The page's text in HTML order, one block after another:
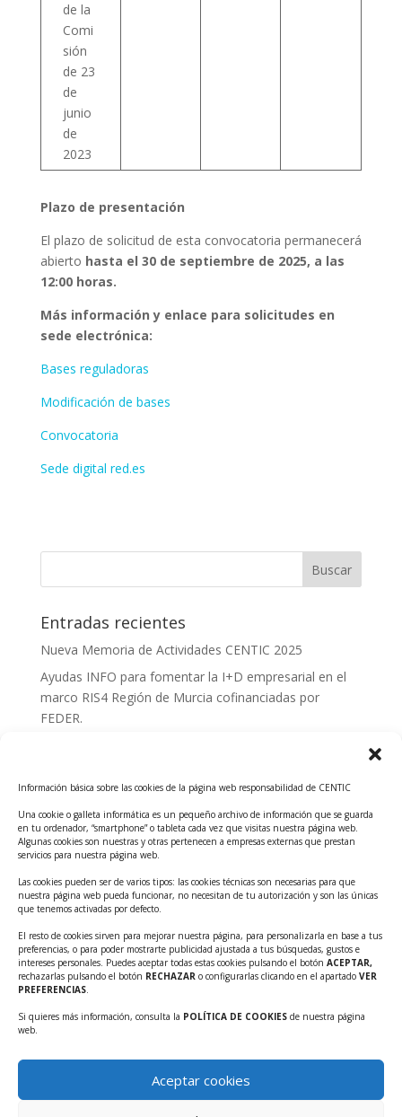
Información básica sobre las cookies de la página web responsabilidad de CENTIC
Una cookie o galleta informática es un pequeño archivo de información que se guarda
en tu ordenador, “smartphone” o tableta cada vez que visitas nuestra página web.
Algunas cookies son nuestras y otras pertenecen a empresas externas que prestan
servicios para nuestra página web.
Las cookies pueden ser de varios tipos: las cookies técnicas son necesarias para que
nuestra página web pueda funcionar, no necesitan de tu autorización y son las únicas
que tenemos activadas por defecto.
El resto de cookies sirven para mejorar nuestra página, para personalizarla en base a tus
preferencias, o para poder mostrarte publicidad ajustada a tus búsquedas, gustos e
intereses personales. Puedes aceptar todas estas cookies pulsando el botón ACEPTAR,
rechazarlas pulsando el botón RECHAZAR o configurarlas clicando en el apartado VER
PREFERENCIAS.
Si quieres más información, consulta la POLÍTICA DE COOKIES de nuestra página
web.
Aceptar cookies
de la
Comi
sión
de 23
de
junio
de
2023
Plazo de presentación
El plazo de solicitud de esta convocatoria permanecerá
abierto hasta el 30 de septiembre de 2025, a las
12:00 horas.
Más información y enlace para solicitudes en
sede electrónica:
Bases reguladoras
Modificación de bases
Convocatoria
Sede digital red.es
Entradas recientes
Nueva Memoria de Actividades CENTIC 2025
Ayudas INFO para fomentar la I+D empresarial en el
marco RIS4 Región de Murcia cofinanciadas por
FEDER.
Tecnológicos 2ª ed.
Ayudas INFO para el apoyo a las empresas
innovadoras con potencial tecnológico y escalables
Convocatoria Cheque de Innovación. Ayudas INFO
para la contratación de servicios de Innovación y
Competitividad
Cheque Inversión del INFO. Ayudas para la
contratación de servicios de Innovación y
Competitividad para apoyar rondas de financiación.
Inscripciones abiertas!!
Ayudas INFO para la contratación de servicios de